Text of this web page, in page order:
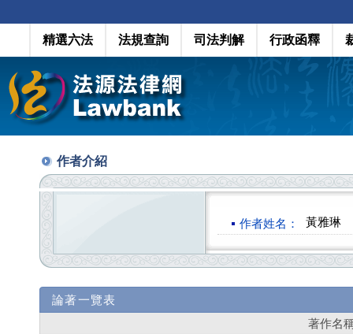
精選六法 法規查詢 司法判解 行政函釋
作者介紹
作者姓名： 黃雅琳
論著一覽表
著作名